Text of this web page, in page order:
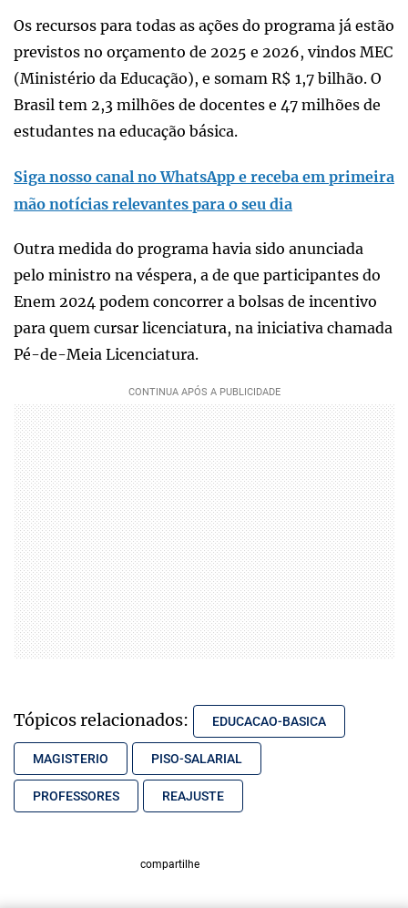
Os recursos para todas as ações do programa já estão
previstos no orçamento de 2025 e 2026, vindos MEC
(Ministério da Educação), e somam R$ 1,7 bilhão. O
Brasil tem 2,3 milhões de docentes e 47 milhões de
estudantes na educação básica.
Siga nosso canal no WhatsApp e receba em primeira
mão notícias relevantes para o seu dia
Outra medida do programa havia sido anunciada
pelo ministro na véspera, a de que participantes do
Enem 2024 podem concorrer a bolsas de incentivo
para quem cursar licenciatura, na iniciativa chamada
Pé-de-Meia Licenciatura.
Tópicos relacionados: EDUCACAO-BASICA
MAGISTERIO PISO-SALARIAL
PROFESSORES REAJUSTE
compartilhe